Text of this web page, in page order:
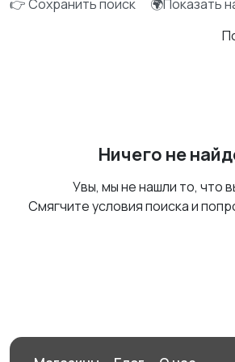
👉 Сохранить поиск
🌍Показать
Ничего не
Увы, мы не нашли то, что
Смягчите условия поиска и